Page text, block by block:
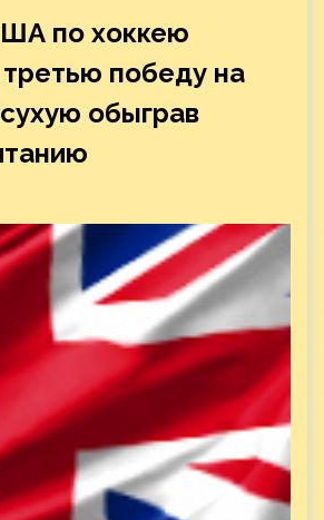
по хоккею
победу на
обыграв